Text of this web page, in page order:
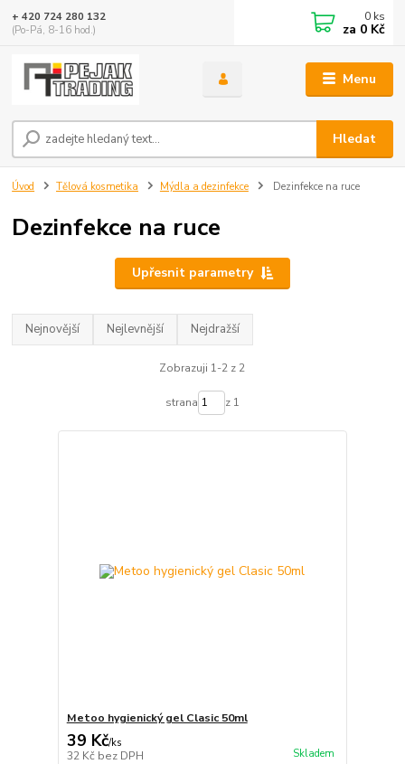
Menu
Hledat
+ 420 724 280 132
(Po-Pá, 8-16 hod.)
0 ks
za 0 Kč
Úvod Tělová kosmetika Mýdla a dezinfekce Dezinfekce na ruce
Dezinfekce na ruce
Upřesnit parametry
Nejnovější Nejlevnější Nejdražší
Zobrazuji 1-2 z 2
strana z 1
Metoo hygienický gel Clasic 50ml
39 Kč/ks
32 Kč bez DPH Skladem